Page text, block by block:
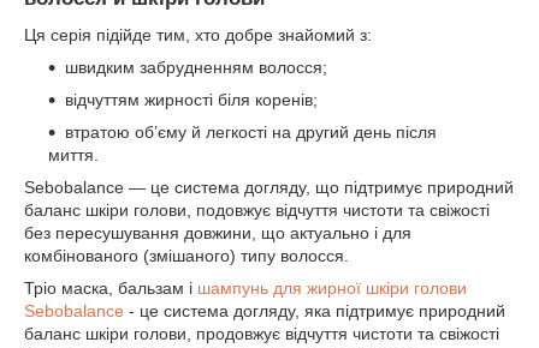
Ця серія підійде тим, хто добре знайомий з:
швидким забрудненням волосся;
відчуттям жирності біля коренів;
втратою об’єму й легкості на другий день після
миття.
Sebobalance — це система догляду, що підтримує природний
баланс шкіри голови, подовжує відчуття чистоти та свіжості
без пересушування довжини, що актуально і для
комбінованого (змішаного) типу волосся.
Тріо маска, бальзам і шампунь для жирної шкіри голови
Sebobalance - це система догляду, яка підтримує природний
баланс шкіри голови, продовжує відчуття чистоти та свіжості